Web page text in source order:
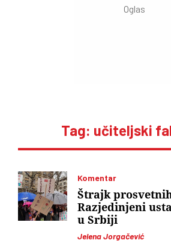
Tag: učiteljski
Komentar
Jelena Jorgačević
Štrajk
Razjedinjeni
u Srbiji